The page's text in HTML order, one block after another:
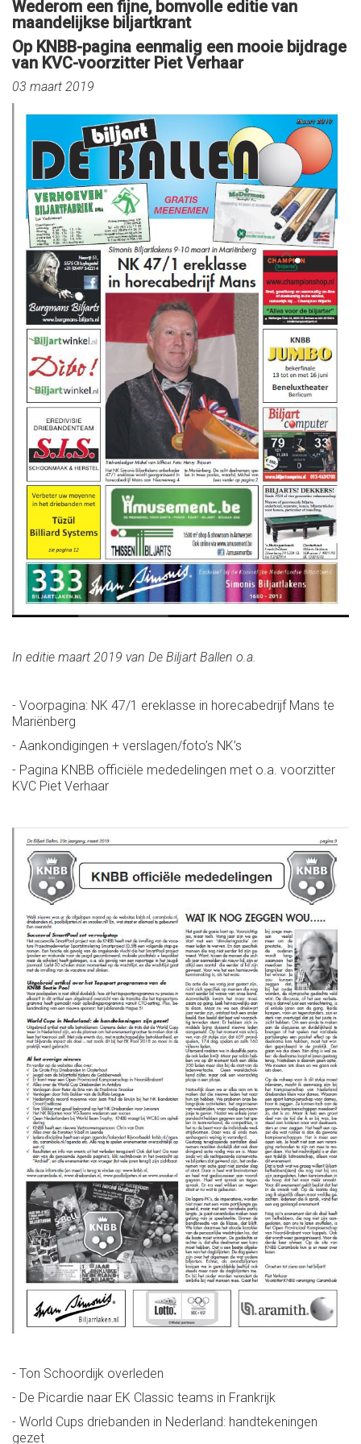
Wederom een fijne, bomvolle editie van
maandelijkse biljartkrant
Op KNBB-pagina eenmalig een mooie bijdrage
van KVC-voorzitter Piet Verhaar
03 maart 2019
In editie maart 2019 van De Biljart Ballen o.a.
- Voorpagina: NK 47/1 ereklasse in horecabedrijf Mans te
Mariënberg
- Aankondigingen + verslagen/foto’s NK’s
- Pagina KNBB officiële mededelingen met o.a. voorzitter
KVC Piet Verhaar
- Ton Schoordijk overleden
- De Picardie naar EK Classic teams in Frankrijk
- World Cups driebanden in Nederland: handtekeningen
gezet